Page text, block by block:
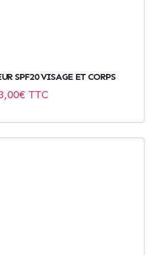
SPF20 VISAGE ET CORPS
€ TTC